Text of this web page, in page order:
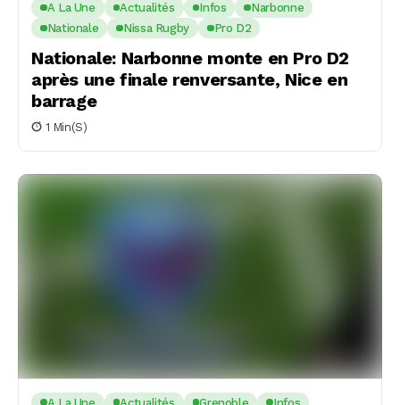
A La Une Actualités Infos
Narbonne
Nationale
Nissa Rugby Pro D2
Nationale: Narbonne monte en Pro D2
après une finale renversante, Nice en
barrage
1 Min(s)
A La Une Actualités Grenoble
Infos